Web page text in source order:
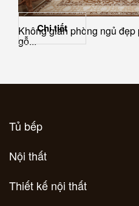
Không gian phòng ngủ
gỗ...
Chi tiết
Tủ bếp
Nội thất
Thiết kế nội thất